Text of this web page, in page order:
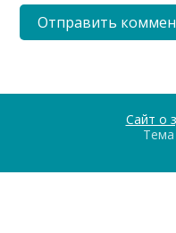
Сайт о